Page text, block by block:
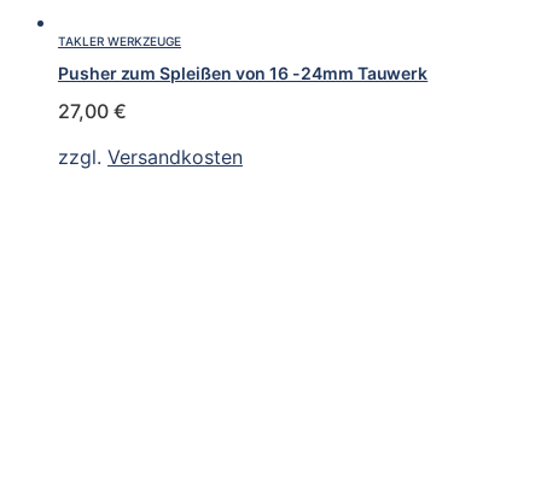
TAKLER WERKZEUGE
Pusher zum Spleißen von 16 -24mm Tauwerk
27,00 €
zzgl. Versandkosten